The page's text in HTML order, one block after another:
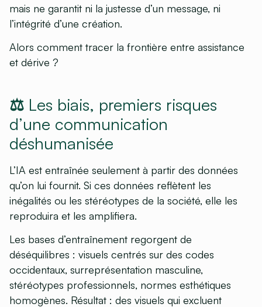
mais ne garantit ni la justesse d’un message, ni
l’intégrité d’une création.
Alors comment tracer la frontière entre assistance
et dérive ?
⚖️ Les biais, premiers risques
d’une communication
déshumanisée
L’IA est entraînée seulement à partir des données
qu’on lui fournit. Si ces données reflètent les
inégalités ou les stéréotypes de la société, elle les
reproduira et les amplifiera.
Les bases d’entraînement regorgent de
déséquilibres : visuels centrés sur des codes
occidentaux, surreprésentation masculine,
stéréotypes professionnels, normes esthétiques
homogènes. Résultat : des visuels qui excluent